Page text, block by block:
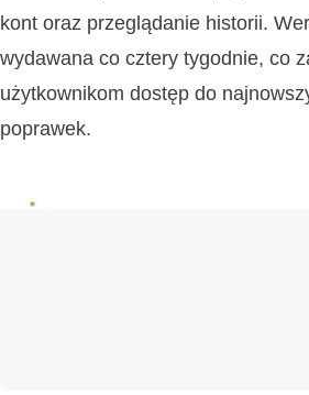
kont oraz przeglądanie historii.
wydawana co cztery tygodnie, co
użytkownikom dostęp do
poprawek.